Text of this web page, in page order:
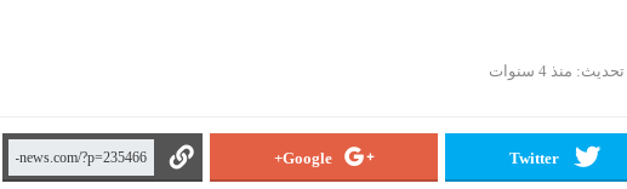
تحديث منذ 4 سنوات
Twitter
Google+